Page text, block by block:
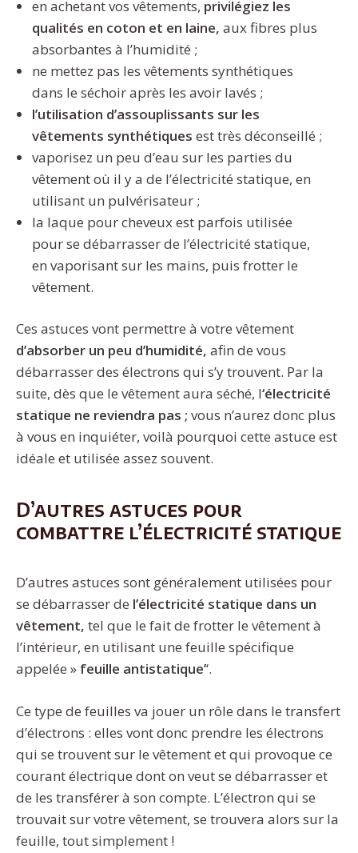
en achetant vos vêtements, privilégiez les
qualités en coton et en laine, aux fibres plus
absorbantes à l’humidité ;
ne mettez pas les vêtements synthétiques
dans le séchoir après les avoir lavés ;
l’utilisation d’assouplissants sur les
vêtements synthétiques est très déconseillé ;
vaporisez un peu d’eau sur les parties du
vêtement où il y a de l’électricité statique, en
utilisant un pulvérisateur ;
la laque pour cheveux est parfois utilisée
pour se débarrasser de l’électricité statique,
en vaporisant sur les mains, puis frotter le
vêtement.
Ces astuces vont permettre à votre vêtement
d’absorber un peu d’humidité, afin de vous
débarrasser des électrons qui s’y trouvent. Par la
suite, dès que le vêtement aura séché, l‘électricité
statique ne reviendra pas ; vous n’aurez donc plus
à vous en inquiéter, voilà pourquoi cette astuce est
idéale et utilisée assez souvent.
D’autres astuces pour
combattre l’électricité statique
D’autres astuces sont généralement utilisées pour
se débarrasser de l’électricité statique dans un
vêtement, tel que le fait de frotter le vêtement à
l’intérieur, en utilisant une feuille spécifique
appelée » feuille antistatique’‘.
Ce type de feuilles va jouer un rôle dans le transfert
d’électrons : elles vont donc prendre les électrons
qui se trouvent sur le vêtement et qui provoque ce
courant électrique dont on veut se débarrasser et
de les transférer à son compte. L’électron qui se
trouvait sur votre vêtement, se trouvera alors sur la
feuille, tout simplement !